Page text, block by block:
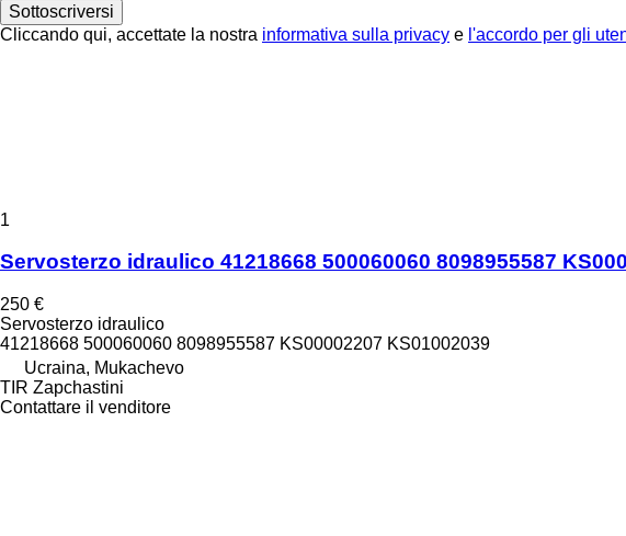
Sottoscriversi
Cliccando qui, accettate la nostra informativa sulla privacy e l'accordo per gli
1
Servosterzo idraulico 41218668 500060060 8098955587
250 €
Servosterzo idraulico
41218668 500060060 8098955587 KS00002207 KS01002039
Ucraina, Mukachevo
TIR Zapchastini
Contattare il venditore